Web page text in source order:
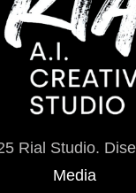
Rial Studio.
Media